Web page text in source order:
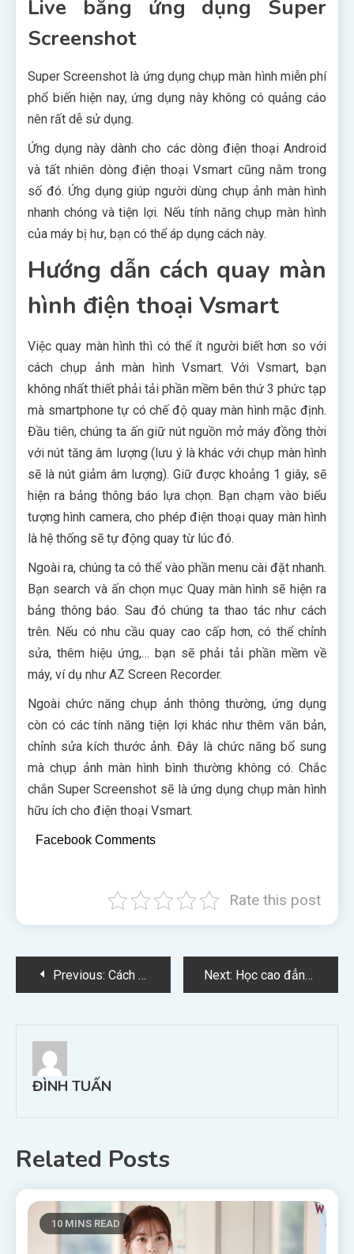
Live bằng ứng dụng Super
Screenshot
Super Screenshot là ứng dụng chụp màn hình miễn phí
phổ biến hiện nay, ứng dụng này không có quảng cáo
nên rất dễ sử dụng.
Ứng dụng này dành cho các dòng điện thoại Android
và tất nhiên dòng điện thoại Vsmart cũng nằm trong
số đó. Ứng dụng giúp người dùng chụp ảnh màn hình
nhanh chóng và tiện lợi. Nếu tính năng chụp màn hình
của máy bị hư, bạn có thể áp dụng cách này.
Hướng dẫn cách quay màn
hình điện thoại Vsmart
Việc quay màn hình thì có thể ít người biết hơn so với
cách chụp ảnh màn hình Vsmart. Với Vsmart, bạn
không nhất thiết phải tải phần mềm bên thứ 3 phức tạp
mà smartphone tự có chế độ quay màn hình mặc định.
Đầu tiên, chúng ta ấn giữ nút nguồn mở máy đồng thời
với nút tăng âm lượng (lưu ý là khác với chụp màn hình
sẽ là nút giảm âm lượng). Giữ được khoảng 1 giây, sẽ
hiện ra bảng thông báo lựa chọn. Bạn chạm vào biểu
tượng hình camera, cho phép điện thoại quay màn hình
là hệ thống sẽ tự động quay từ lúc đó.
Ngoài ra, chúng ta có thể vào phần menu cài đặt nhanh.
Bạn search và ấn chọn mục Quay màn hình sẽ hiện ra
bảng thông báo. Sau đó chúng ta thao tác như cách
trên. Nếu có nhu cầu quay cao cấp hơn, có thể chỉnh
sửa, thêm hiệu ứng,… bạn sẽ phải tải phần mềm về
máy, ví dụ như AZ Screen Recorder.
Ngoài chức năng chụp ảnh thông thường, ứng dụng
còn có các tính năng tiện lợi khác như thêm văn bản,
chỉnh sửa kích thước ảnh. Đây là chức năng bổ sung
mà chụp ảnh màn hình bình thường không có. Chắc
chắn Super Screenshot sẽ là ứng dụng chụp màn hình
hữu ích cho điện thoại Vsmart.
Facebook Comments
Rate this post
Điều
bài
viết
Previous: Cách chụp ảnh màn hình macbook bằng tổ hợp phím đơn giản Next: Học cao đẳng Điều dưỡng có dễ xin việc không?
ĐÌNH TUẤN
Related Posts
10 MINS READ